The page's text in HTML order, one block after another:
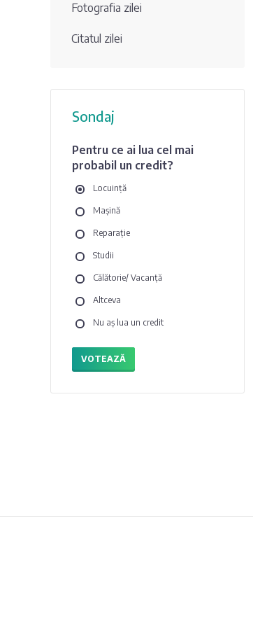
Fotografia zilei
Citatul zilei
Sondaj
Pentru ce ai lua cel mai
probabil un credit?
Locuință
Mașină
Reparație
Studii
Călătorie/ Vacanță
Altceva
Nu aș lua un credit
VOTEAZĂ